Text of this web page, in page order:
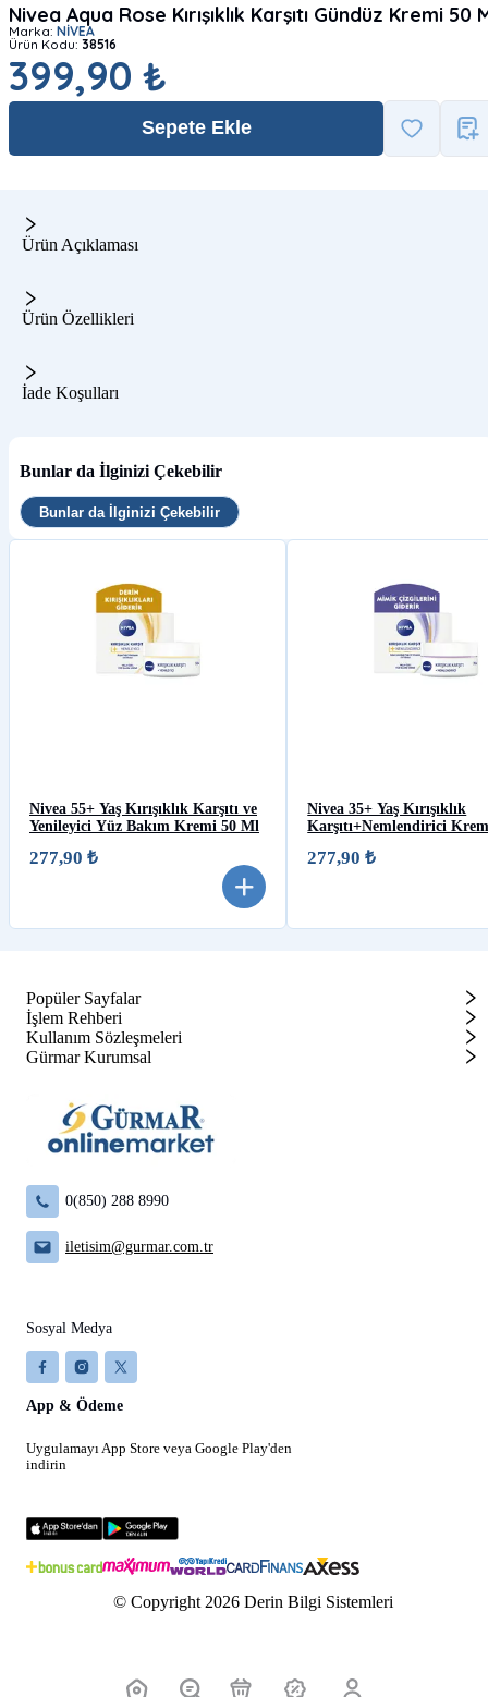
Nivea Aqua Rose Kırışıklık Karşıtı Gündüz Kremi 50
Marka: NİVEA
Ürün Kodu: 38516
399,90 ₺
Sepete Ekle
Ürün Açıklaması
Ürün Özellikleri
İade Koşulları
Bunlar da İlginizi Çekebilir
Bunlar da İlginizi Çekebilir
Nivea 55+ Yaş Kırışıklık Karşıtı ve
Yenileyici Yüz Bakım Kremi 50 Ml
277,90 ₺
Nivea 35+ Yaş Kırışıklık
Karşıtı+Nemlendirici
277,90 ₺
Popüler Sayfalar
İşlem Rehberi
Kullanım Sözleşmeleri
Gürmar Kurumsal
0(850) 288 8990
iletisim@gurmar.com.tr
Sosyal Medya
App & Ödeme
Uygulamayı App Store veya Google Play'den
indirin
© Copyright 2026 Derin Bilgi Sistemleri